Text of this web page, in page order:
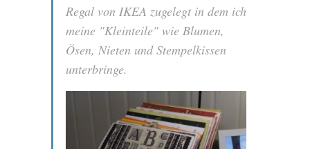
Regal von IKEA zugelegt in dem ich
meine "Kleinteile" wie Blumen,
Ösen, Nieten und Stempelkissen
unterbringe.